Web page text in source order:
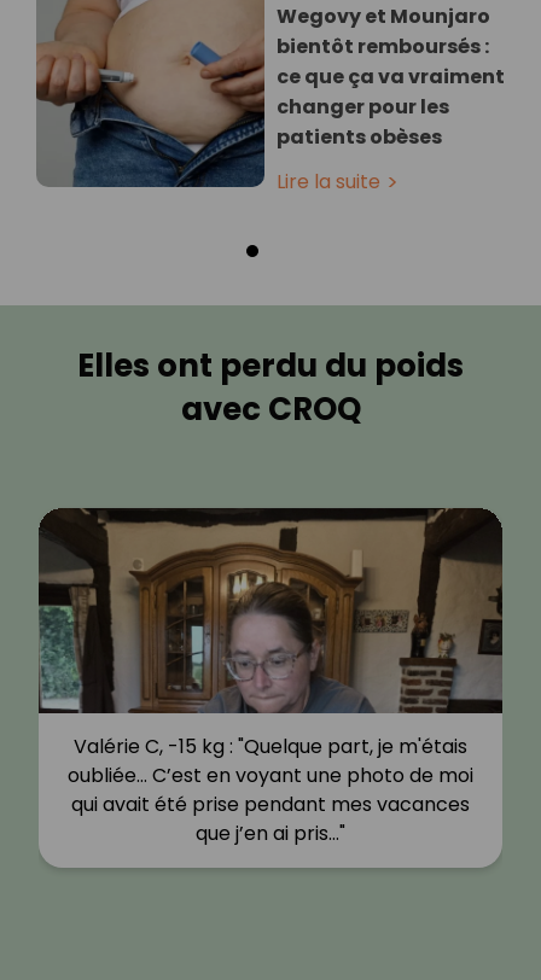
Wegovy et Mounjaro
bientôt remboursés :
ce que ça va vraiment
changer pour les
patients obèses
Lire la suite
Elles ont perdu du poids
avec CROQ
Valérie C, -15 kg : "Quelque part, je m'étais
oubliée… C’est en voyant une photo de moi
qui avait été prise pendant mes vacances
que j’en ai pris…"